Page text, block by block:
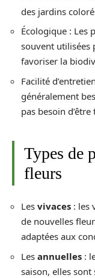
des jardins
Écologique : Les
souvent utilisées
favoriser la
Facilité
généralement
pas besoin
Types de
fleurs
Les vivaces : les
de nouvelles
adaptées aux
Les annuelles :
saison, elles